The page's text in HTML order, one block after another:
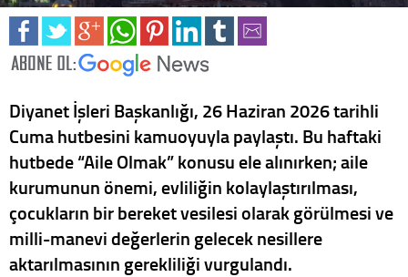
Diyanet İşleri Başkanlığı, 26 Haziran 2026 tarihli
Cuma hutbesini kamuoyuyla paylaştı. Bu haftaki
hutbede “Aile Olmak” konusu ele alınırken; aile
kurumunun önemi, evliliğin kolaylaştırılması,
çocukların bir bereket vesilesi olarak görülmesi ve
milli-manevi değerlerin gelecek nesillere
aktarılmasının gerekliliği vurgulandı.